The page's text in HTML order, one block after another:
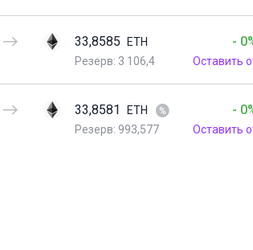
33,8585
ETH
Резерв: 3 106,4
-
Оставить
33,8581
ETH
Резерв: 993,577
-
Оставить